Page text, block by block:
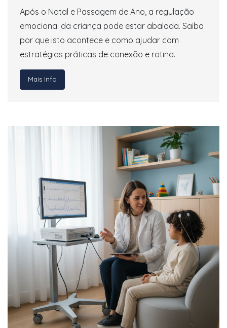
Após o Natal e Passagem de Ano, a regulação
emocional da criança pode estar abalada. Saiba
por que isto acontece e como ajudar com
estratégias práticas de conexão e rotina.
Mais Info